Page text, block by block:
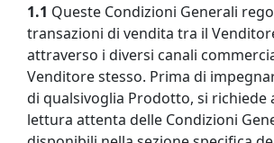
1.1 Queste Condizioni Generali
transazioni di vendita tra il
attraverso i diversi canali
Venditore stesso. Prima di
di qualsivoglia Prodotto, si richiede
lettura attenta delle Condizioni